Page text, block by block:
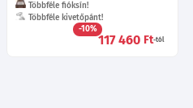
Többféle fióksín!
Többféle kivetőpánt!
-10%
117 460 Ft-tól